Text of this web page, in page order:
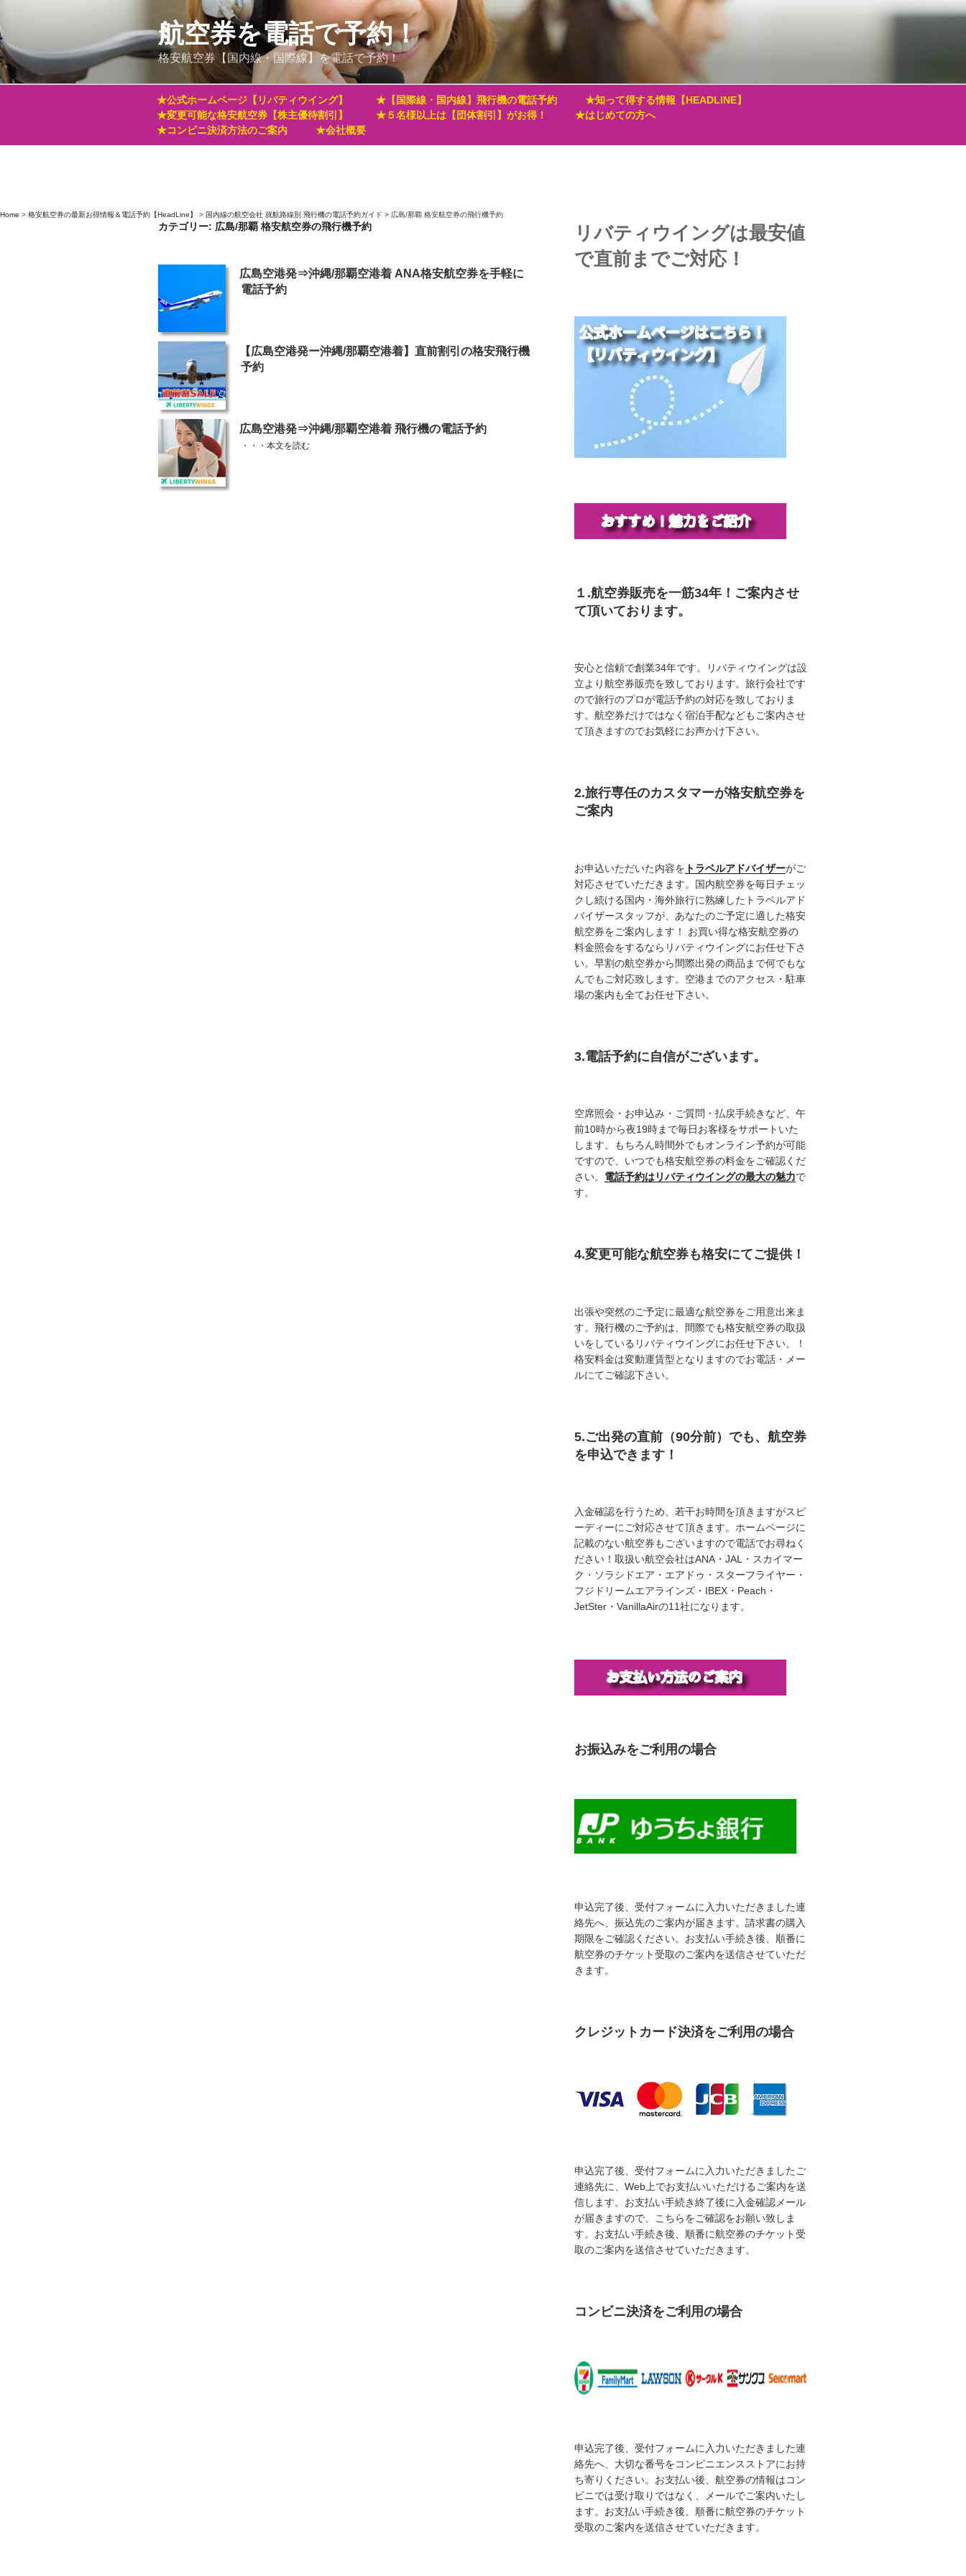
ン
テ
ン
ツ
ッ
航空券を電話で予約！
格安航空券【国内線・国際線】を電話で予約！
★公式ホームページ【リバティウイング】 ★【国際線・国内線】飛行機の電話予約
★知って得する情報【HEADLINE】
★変更可能な格安航空券【株主優待割引】
★５名様以上は【団体割引】がお得！
★はじめての方へ
★コンビニ決済方法のご案内
★会社概要
Home > 格安航空券の最新お得情報＆電話予約【HeadLine】 > 国内線の航空会社 就航路線別 飛行機の電話予約ガイド > 広島/那覇 格安航空券の飛行機予約
カテゴリー: 広島/那覇 格安航空券の飛行機予約
投
稿
日:
広島空港発⇒沖縄/那覇空港着 ANA格安航空券を手軽に
電話予約
投
稿
日:
【広島空港発ー沖縄/那覇空港着】直前割引の格安飛行機
予約
投
稿
日:
広島空港発⇒沖縄/那覇空港着 飛行機の電話予約
・・・本文を読む
リバティウイングは最安値
で直前までご対応！
１.航空券販売を一筋34年！ご案内させ
て頂いております。
安心と信頼で創業34年です。リバティウイングは設
立より航空券販売を致しております。旅行会社です
ので旅行のプロが電話予約の対応を致しておりま
す。航空券だけではなく宿泊手配などもご案内させ
て頂きますのでお気軽にお声かけ下さい。
2.旅行専任のカスタマーが格安航空券を
ご案内
お申込いただいた内容を トラベルアドバイザーがご
対応させていただきます。国内航空券を毎日チェッ
クし続ける国内・海外旅行に熟練したトラベルアド
バイザースタッフが、あなたのご予定に適した格安
航空券をご案内します！ お買い得な格安航空券の
料金照会をするならリバティウイングにお任せ下さ
い。早割の航空券から間際出発の商品まで何でもな
んでもご対応致します。空港までのアクセス・駐車
場の案内も全てお任せ下さい。
3.電話予約に自信がございます。
空席照会・お申込み・ご質問・払戻手続きなど、午
前10時から夜19時まで毎日お客様をサポートいた
します。もちろん時間外でもオンライン予約が可能
ですので、いつでも格安航空券の料金をご確認くだ
さい。 電話予約はリバティウイングの最大の魅力で
す。
4.変更可能な航空券も格安にてご提供！
出張や突然のご予定に最適な航空券をご用意出来ま
す。飛行機のご予約は、間際でも格安航空券の取扱
いをしているリバティウイングにお任せ下さい。！
格安料金は変動運賃型となりますのでお電話・メー
ルにてご確認下さい。
5.ご出発の直前（90分前）でも、航空券
を申込できます！
入金確認を行うため、若干お時間を頂きますがスピ
ーディーにご対応させて頂きます。ホームページに
記載のない航空券もございますので電話でお尋ねく
ださい！取扱い航空会社はANA・JAL・スカイマー
ク・ソラシドエア・エアドゥ・スターフライヤー・
フジドリームエアラインズ・IBEX・Peach・
JetSter・VanillaAirの11社になります。
お振込みをご利用の場合
申込完了後、受付フォームに入力いただきました連
絡先へ、振込先のご案内が届きます。請求書の購入
期限をご確認ください。お支払い手続き後、順番に
航空券のチケット受取のご案内を送信させていただ
きます。
クレジットカード決済をご利用の場合
申込完了後、受付フォームに入力いただきましたご
連絡先に、Web上でお支払いいただけるご案内を送
信します。お支払い手続き終了後に入金確認メール
が届きますので、こちらをご確認をお願い致しま
す。お支払い手続き後、順番に航空券のチケット受
取のご案内を送信させていただきます。
コンビニ決済をご利用の場合
申込完了後、受付フォームに入力いただきました連
絡先へ、大切な番号をコンビニエンスストアにお持
ち寄りください。お支払い後、航空券の情報はコン
ビニでは受け取りではなく、メールでご案内いたし
ます。お支払い手続き後、順番に航空券のチケット
受取のご案内を送信させていただきます。